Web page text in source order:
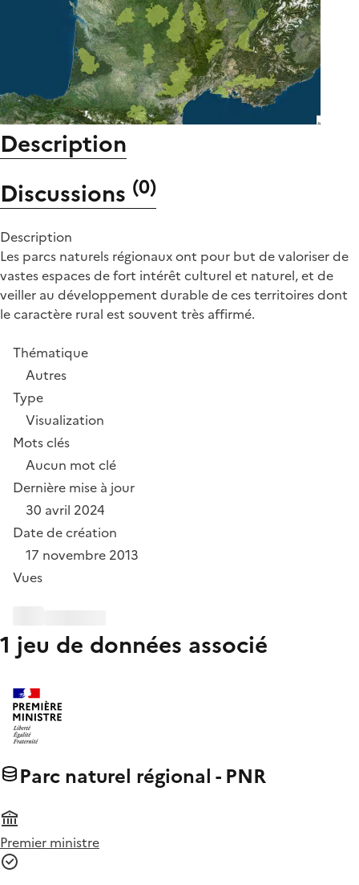
Description
Discussions (0)
Description
Les parcs naturels régionaux ont pour but de valoriser de
vastes espaces de fort intérêt culturel et naturel, et de
veiller au développement durable de ces territoires dont
le caractère rural est souvent très affirmé.
Thématique
Autres
Type
Visualization
Mots clés
Aucun mot clé
Dernière mise à jour
30 avril 2024
Date de création
17 novembre 2013
Vues
1 jeu de données associé
Parc naturel régional - PNR
Premier ministre